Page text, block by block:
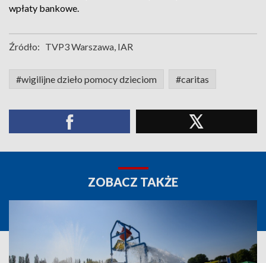
wpłaty bankowe.
Źródło: TVP3 Warszawa, IAR
#wigilijne dzieło pomocy dzieciom #caritas
ZOBACZ TAKŻE